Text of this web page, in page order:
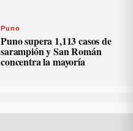
Puno
Puno supera 1,113 casos de
sarampión y San Román
concentra la mayoría